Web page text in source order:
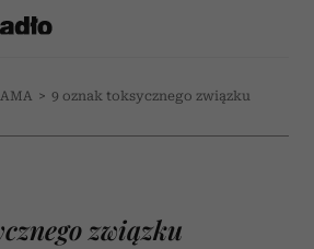
> 9 oznak toksycznego związku
związku